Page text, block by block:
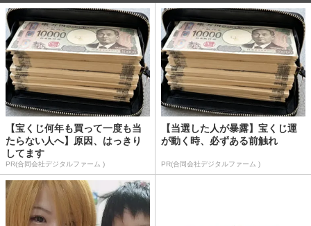
【宝くじ何年も買って一度も当
たらない人へ】原因、はっきり
してます
PR(合同会社デジタルファーム )
【当選した人が暴露】宝くじ運
が動く時、必ずある前触れ
PR(合同会社デジタルファーム )